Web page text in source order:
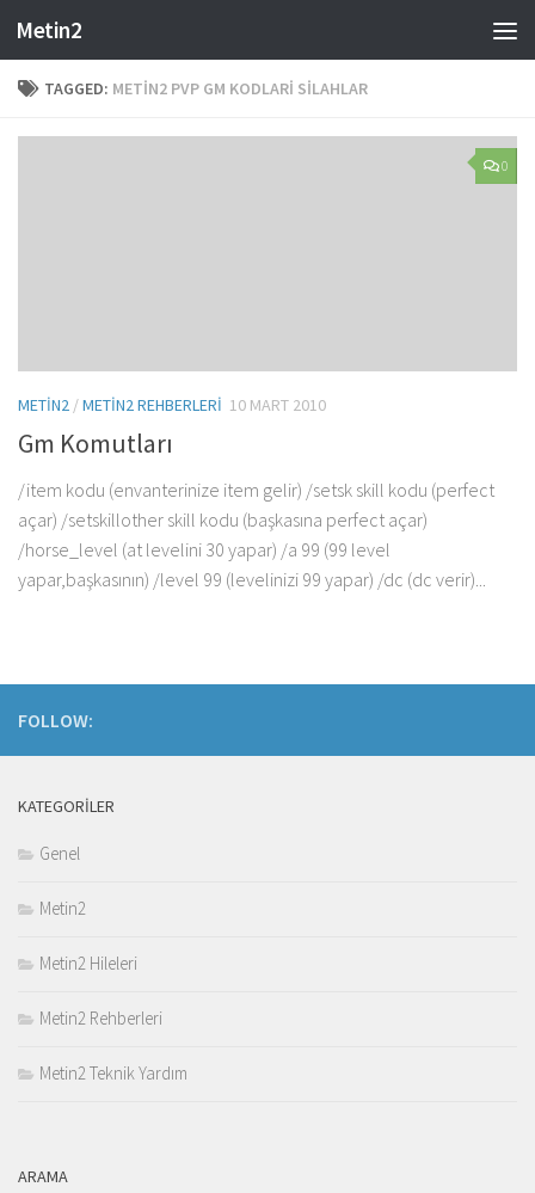
Skip to content
Metin2
TAGGED: METIN2 PVP GM KODLARI SILAHLAR
0
METIN2 /METIN2 REHBERLERI 10 MART 2010
Gm Komutları
/item kodu (envanterinize item gelir) /setsk skill kodu (perfect
açar) /setskillother skill kodu (başkasına perfect açar)
/horse_level (at levelini 30 yapar) /a 99 (99 level
yapar,başkasının) /level 99 (levelinizi 99 yapar) /dc (dc verir)...
FOLLOW:
KATEGORILER
Genel
Metin2
Metin2 Hileleri
Metin2 Rehberleri
Metin2 Teknik Yardım
ARAMA